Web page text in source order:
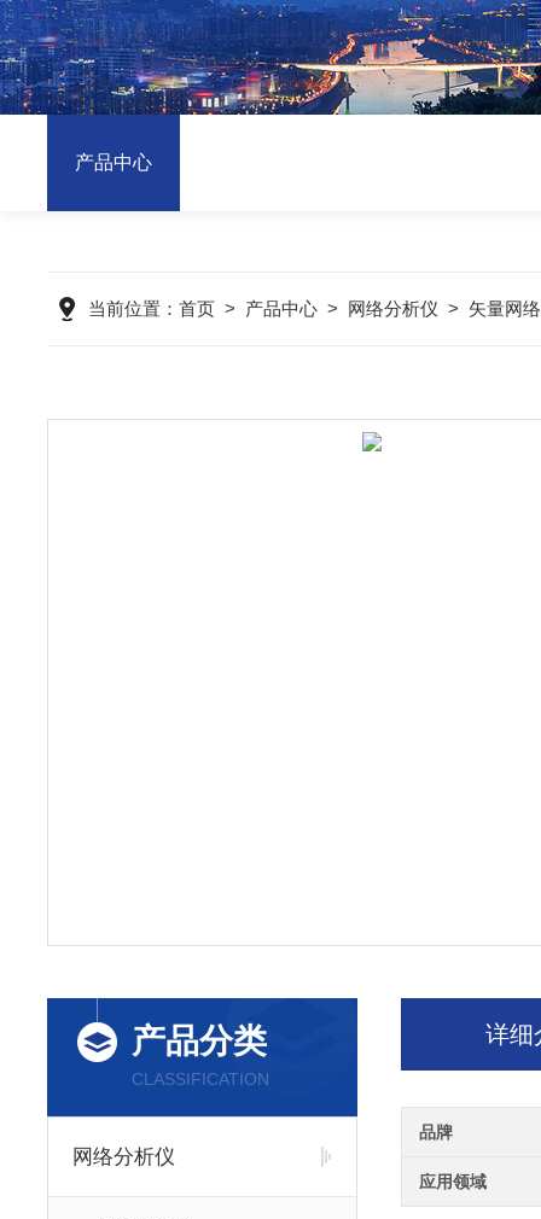
产品中心
当前位置： 首页 > 产品中心 > 网络分析仪 > 矢量网
产品分类
CLASSIFICATION
网络分析仪
详细
品牌
应用领域